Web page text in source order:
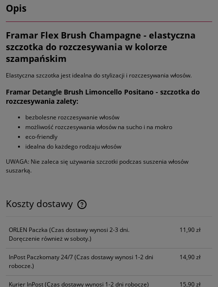
Opis
Framar Flex Brush Champagne - elastyczna
szczotka do rozczesywania w kolorze
szampańskim
Elastyczna szczotka jest idealna do stylizacji i rozczesywania włosów.
Framar Detangle Brush Limoncello Positano - szczotka do
rozczesywania zalety:
bezbolesne rozczesywanie włosów
możliwość rozczesywania włosów na sucho i na mokro
eco-friendly
idealna do każdego rodzaju włosów
UWAGA: Nie zaleca się używania szczotki podczas suszenia włosów
suszarką.
Koszty dostawy
Cena nie zawiera ewentualnych kosztów płatności
ORLEN Paczka (Czas dostawy wynosi 2-3 dni.
Doręczenie również w soboty.)
11,90 zł
InPost Paczkomaty 24/7(Czas dostawy wynosi 1-2 dni
robocze.)
14,90 zł
Kurier InPost(Czas dostawy wynosi 1-2 dni robocze) 15,90 zł